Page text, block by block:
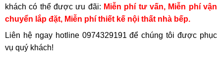
khách có thể được ưu đãi: Miễn phí tư vấn, Miễn phí vận
chuyển lắp đặt, Miễn phí thiết kế nội thất nhà bếp.
Liên hệ ngay hotline 0974329191 để chúng tôi được phục
vụ quý khách!